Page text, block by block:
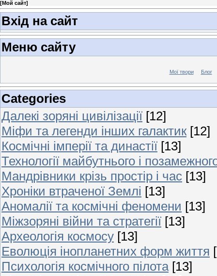
[Мой сайт]
Вхід на сайт
Меню сайту
Мої твори Блог
Categories
Далекі зоряні цивілізації [12]
Міфи та легенди інших галактик [12]
Космічні імперії та династії [13]
Технології майбутнього і
Мандрівники крізь простір і час [13]
Хроніки втраченої Землі [13]
Аномалії та космічні феномени [13]
Міжзоряні війни та стратегії [13]
Археологія космосу [13]
Еволюція інопланетних форм життя
Психологія космічного пілота [13]